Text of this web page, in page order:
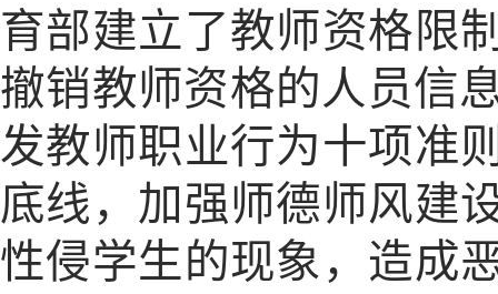
育部建立了教师资格限
撤销教师资格的人员信
发教师职业行为十项准
底线，加强师德师风建
性侵学生的现象，造成